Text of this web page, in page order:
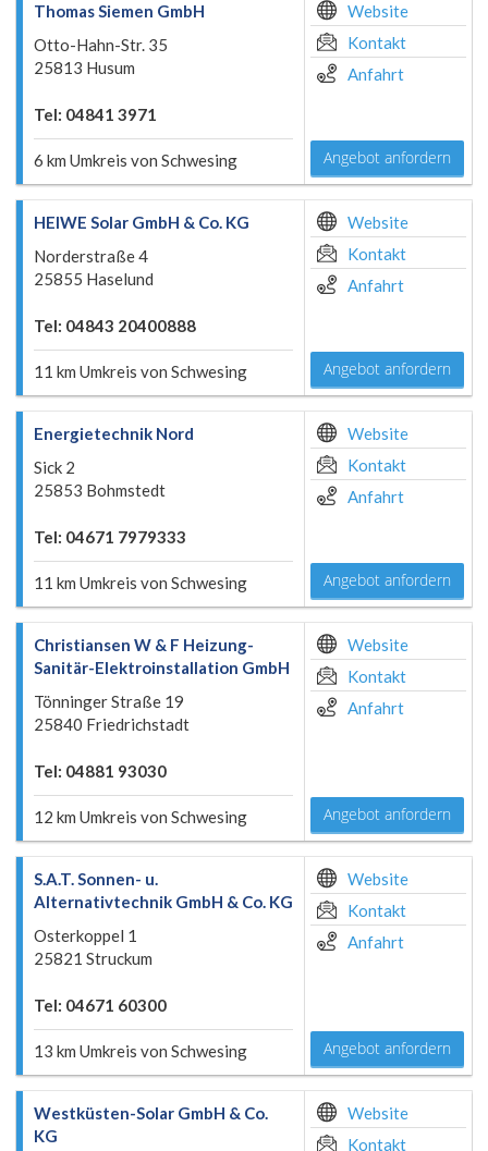
Thomas Siemen GmbH
Otto-Hahn-Str. 35
25813 Husum
Tel: 04841 3971
6 km Umkreis von Schwesing
Website
Kontakt
Anfahrt
Angebot anfordern
HEIWE Solar GmbH & Co. KG
Norderstraße 4
25855 Haselund
Tel: 04843 20400888
11 km Umkreis von Schwesing
Website
Kontakt
Anfahrt
Angebot anfordern
Energietechnik Nord
Sick 2
25853 Bohmstedt
Tel: 04671 7979333
11 km Umkreis von Schwesing
Website
Kontakt
Anfahrt
Angebot anfordern
Christiansen W & F Heizung-
Sanitär-Elektroinstallation GmbH
Tönninger Straße 19
25840 Friedrichstadt
Tel: 04881 93030
12 km Umkreis von Schwesing
Website
Kontakt
Anfahrt
Angebot anfordern
S.A.T. Sonnen- u.
Alternativtechnik GmbH & Co. KG
Osterkoppel 1
25821 Struckum
Tel: 04671 60300
13 km Umkreis von Schwesing
Website
Kontakt
Anfahrt
Angebot anfordern
Westküsten-Solar GmbH & Co.
KG
Website
Kontakt